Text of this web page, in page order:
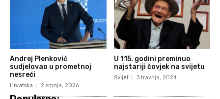
Andrej Plenković
sudjelovao u prometnoj
nesreći
Hrvatska 2 srpnja, 2026
U 115. godini preminuo
najstariji čovjek na svijetu
Svijet 3 travnja, 2024